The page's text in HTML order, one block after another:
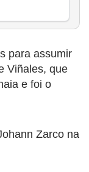
para assumir
Viñales, que
e foi o
Zarco na